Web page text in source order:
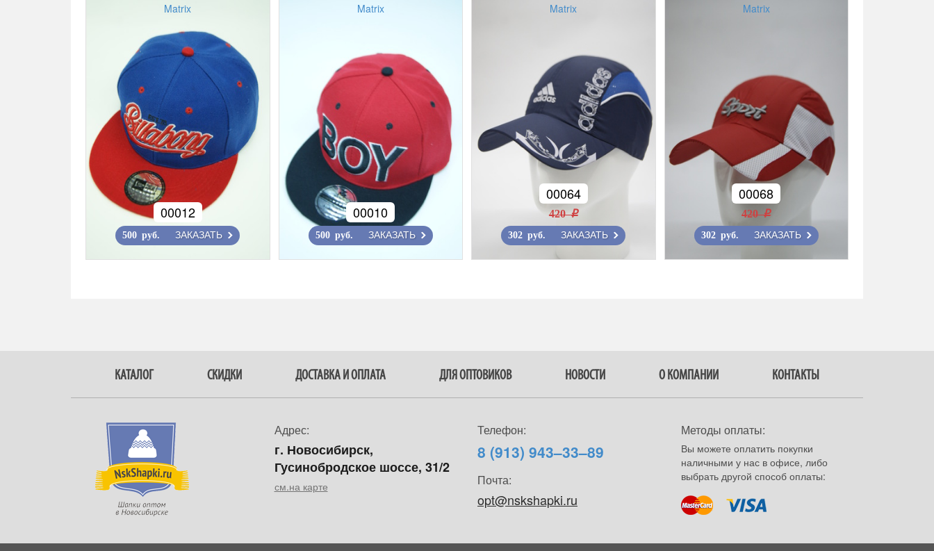
Matrix
00012
500 руб. ЗАКАЗАТЬ
Matrix
00010
500 руб. ЗАКАЗАТЬ
Matrix
00064
420 r
302 руб. ЗАКАЗАТЬ
Matrix
00068
420 r
302 руб. ЗАКАЗАТЬ
КАТАЛОГ СКИДКИ ДОСТАВКА И ОПЛАТА ДЛЯ ОПТОВИКОВ НОВОСТИ О КОМПАНИИ КОНТАКТЫ
Адрес:
г. Новосибирск,
Гусинобродское шоссе, 31/2
см.на карте
Телефон:
8 (913) 943–33–89
Почта:
opt@nskshapki.ru
Методы оплаты:
Вы можете оплатить покупки
наличными у нас в офисе, либо
выбрать другой способ оплаты: